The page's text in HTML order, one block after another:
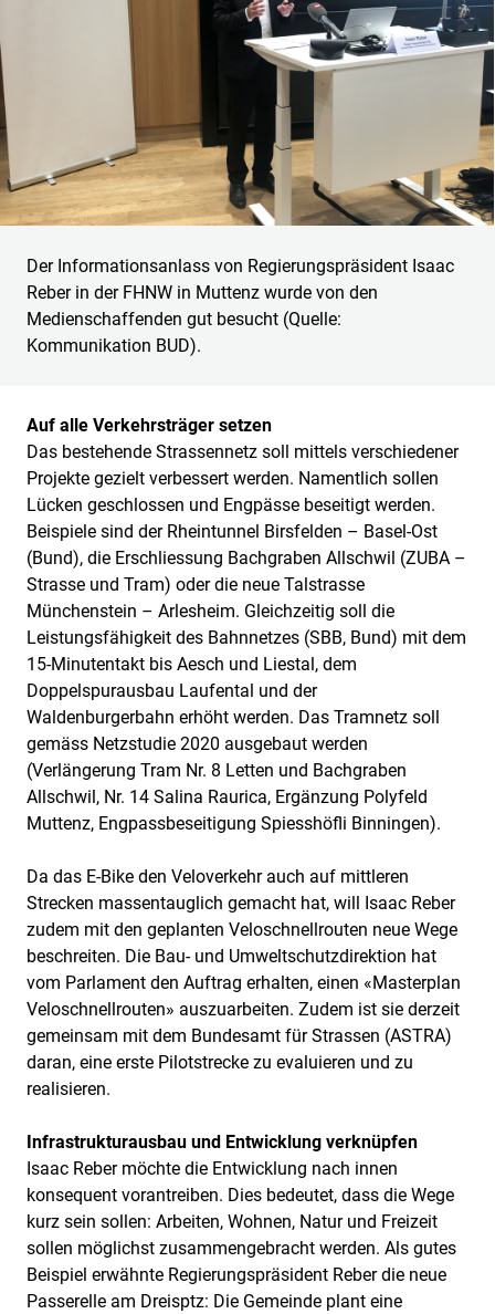
Der Informationsanlass von Regierungspräsident Isaac
Reber in der FHNW in Muttenz wurde von den
Medienschaffenden gut besucht (Quelle:
Kommunikation BUD).
Auf alle Verkehrsträger setzen
Das bestehende Strassennetz soll mittels verschiedener
Projekte gezielt verbessert werden. Namentlich sollen
Lücken geschlossen und Engpässe beseitigt werden.
Beispiele sind der Rheintunnel Birsfelden – Basel-Ost
(Bund), die Erschliessung Bachgraben Allschwil (ZUBA –
Strasse und Tram) oder die neue Talstrasse
Münchenstein – Arlesheim. Gleichzeitig soll die
Leistungsfähigkeit des Bahnnetzes (SBB, Bund) mit dem
15-Minutentakt bis Aesch und Liestal, dem
Doppelspurausbau Laufental und der
Waldenburgerbahn erhöht werden. Das Tramnetz soll
gemäss Netzstudie 2020 ausgebaut werden
(Verlängerung Tram Nr. 8 Letten und Bachgraben
Allschwil, Nr. 14 Salina Raurica, Ergänzung Polyfeld
Muttenz, Engpassbeseitigung Spiesshöfli Binningen).
Da das E-Bike den Veloverkehr auch auf mittleren
Strecken massentauglich gemacht hat, will Isaac Reber
zudem mit den geplanten Veloschnellrouten neue Wege
beschreiten. Die Bau- und Umweltschutzdirektion hat
vom Parlament den Auftrag erhalten, einen «Masterplan
Veloschnellrouten» auszuarbeiten. Zudem ist sie derzeit
gemeinsam mit dem Bundesamt für Strassen (ASTRA)
daran, eine erste Pilotstrecke zu evaluieren und zu
realisieren.
Infrastrukturausbau und Entwicklung verknüpfen
Isaac Reber möchte die Entwicklung nach innen
konsequent vorantreiben. Dies bedeutet, dass die Wege
kurz sein sollen: Arbeiten, Wohnen, Natur und Freizeit
sollen möglichst zusammengebracht werden. Als gutes
Beispiel erwähnte Regierungspräsident Reber die neue
Passerelle am Dreisptz: Die Gemeinde plant eine